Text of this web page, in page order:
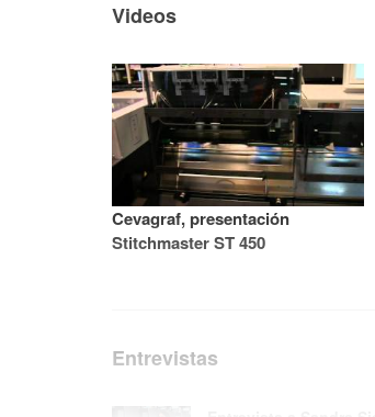
Videos
Cevagraf, presentación
Stitchmaster ST 450
Entrevistas